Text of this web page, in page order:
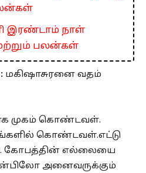
இரண்டாம் நாள்
பலன்கள்
மகிஷாசுரனை வதம்
முகம் கொண்டவள்.
கொண்டவள்.எட்டு
கோபத்தின் எல்லையை
அனைவருக்கும்